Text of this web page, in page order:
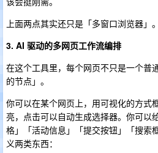
上面两点其实还只是「多窗口浏览器」
3. AI 驱动的多网页工作流编排
在这个工具里，每个网页不只是一个普
的节点」。
你可以在某个网页上，用可视化的方式
亮，点击可以自动生成选择器。你可以
格」「活动信息」「提交按钮」「搜索
义两类东西：